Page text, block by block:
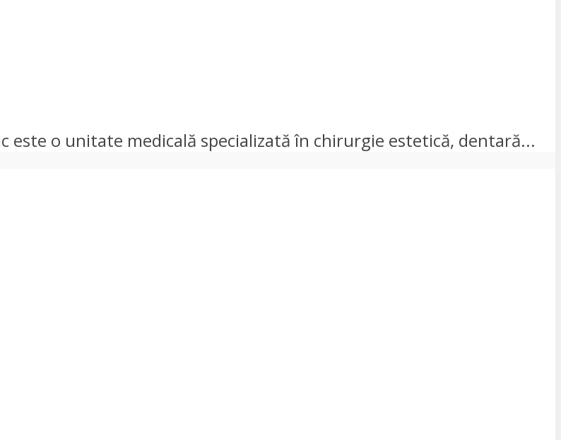
este o unitate medicală specializată în chirurgie estetică, dentară...